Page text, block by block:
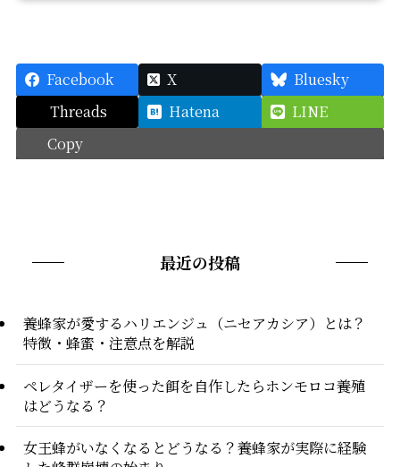
Facebook X
Bluesky
Threads
Hatena
LINE
Copy
最近の投稿
養蜂家が愛するハリエンジュ（ニセアカシア）とは？
特徴・蜂蜜・注意点を解説
ペレタイザーを使った餌を自作したらホンモロコ養殖
はどうなる？
女王蜂がいなくなるとどうなる？養蜂家が実際に経験